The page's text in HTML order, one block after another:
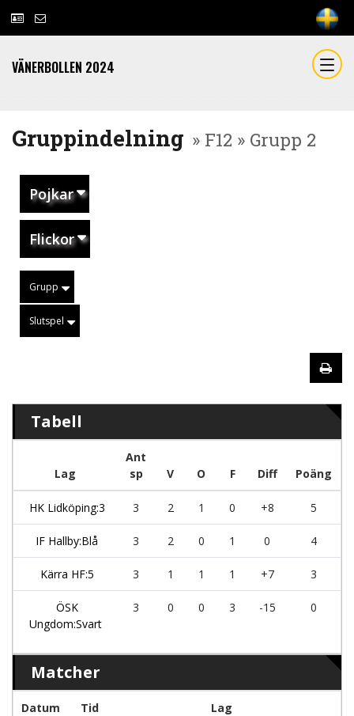
VÄNERBOLLEN 2024
Gruppindelning » F12 » Grupp 2
Pojkar
Flickor
Grupp
Slutspel
Tabell
Lag
Ant
sp
V O F Diff Poäng
HK Lidköping:3 3 2 1 0 +8 5
IF Hallby:Blå 3 2 0 1 0 4
Kärra HF:5 3 1 1 1 +7 3
ÖSK
Ungdom:Svart
3 0 0 3 -15 0
Matcher
Datum Tid Lag